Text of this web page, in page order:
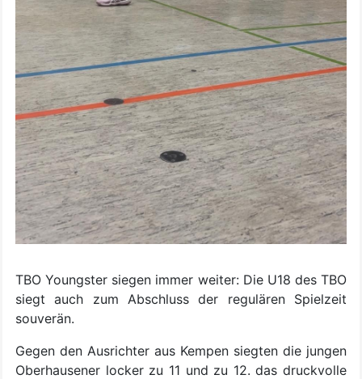
TBO Youngster siegen immer weiter: Die U18 des TBO
siegt auch zum Abschluss der regulären Spielzeit
souverän.
Gegen den Ausrichter aus Kempen siegten die jungen
Oberhausener locker zu 11 und zu 12. das druckvolle